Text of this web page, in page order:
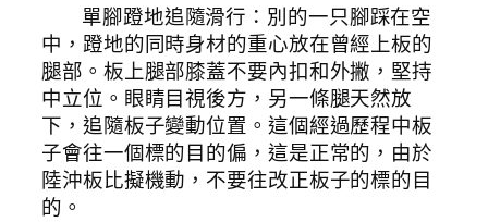
單腳蹬地追隨滑行：別的一只腳踩在空
中，蹬地的同時身材的重心放在曾經上板的
腿部。板上腿部膝蓋不要內扣和外撇，堅持
中立位。眼睛目視後方，另一條腿天然放
下，追隨板子變動位置。這個經過歷程中板
子會往一個標的目的偏，這是正常的，由於
陸沖板比擬機動，不要往改正板子的標的目
的。